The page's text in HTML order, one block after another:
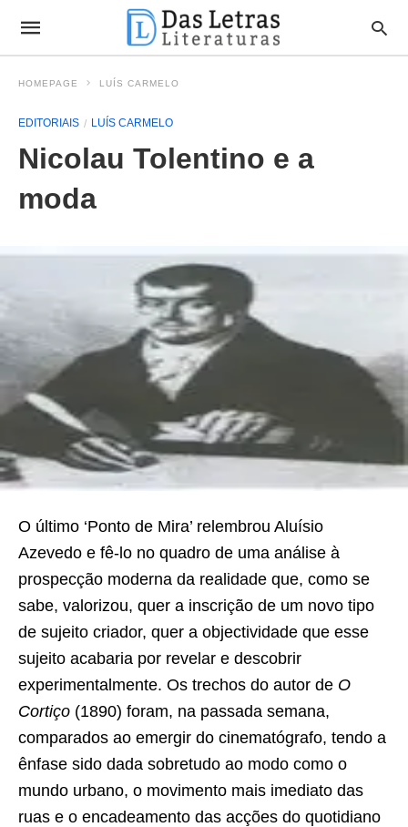
HOMEPAGE LUÍS CARMELO
EDITORIAIS LUÍS CARMELO
Nicolau Tolentino e a
moda
O último ‘Ponto de Mira’ relembrou Aluísio
Azevedo e fê-lo no quadro de uma análise à
prospecção moderna da realidade que, como se
sabe, valorizou, quer a inscrição de um novo tipo
de sujeito criador, quer a objectividade que esse
sujeito acabaria por revelar e descobrir
experimentalmente. Os trechos do autor de O
Cortiço (1890) foram, na passada semana,
comparados ao emergir do cinematógrafo, tendo a
ênfase sido dada sobretudo ao modo como o
mundo urbano, o movimento mais imediato das
ruas e o encadeamento das acções do quotidiano